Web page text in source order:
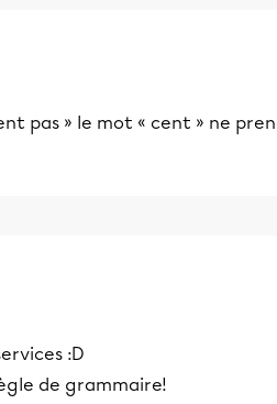
pas » le mot « cent » ne
:D
de grammaire!